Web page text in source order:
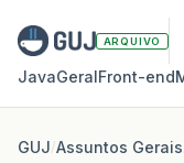
ARQUIVO
JavaGeralFront‑end
GUJ/Assuntos Gerais